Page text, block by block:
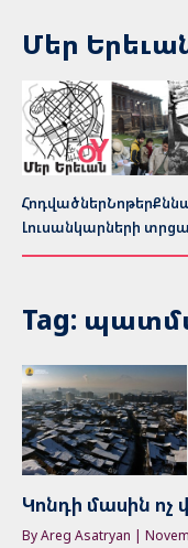
Մեր
ՀոդվածներՆոթեր
Լուսանկարների
Tag:
Կոնդի մասին ոչ
By Areg Asatryan |